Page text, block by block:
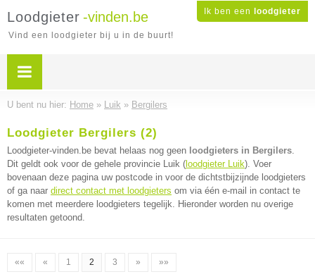
Ik ben een loodgieter
Loodgieter -vinden.be
Vind een loodgieter bij u in de buurt!
U bent nu hier: Home » Luik » Bergilers
Loodgieter Bergilers (2)
Loodgieter-vinden.be bevat helaas nog geen loodgieters in Bergilers.
Dit geldt ook voor de gehele provincie Luik ( loodgieter Luik). Voer
bovenaan deze pagina uw postcode in voor de dichtstbijzijnde loodgieters
of ga naar direct contact met loodgieters om via één e-mail in contact te
komen met meerdere loodgieters tegelijk. Hieronder worden nu overige
resultaten getoond.
«« « 1 2 3 » »»